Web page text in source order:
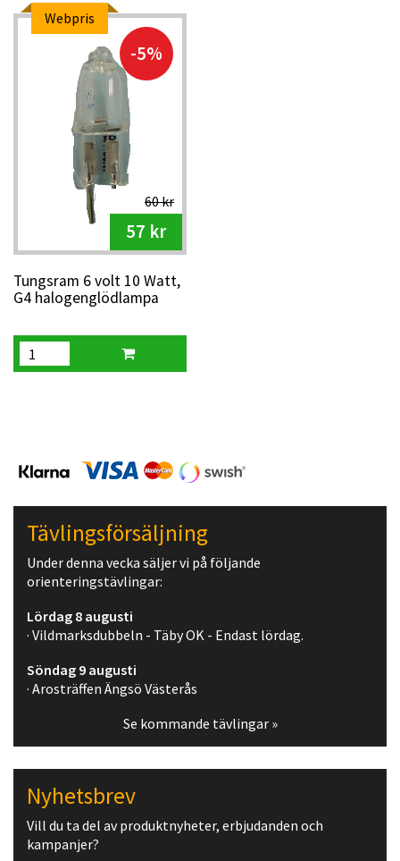
Webpris
-5%
60 kr
57 kr
Tungsram 6 volt 10 Watt,
G4 halogenglödlampa
Tävlingsförsäljning
Under denna vecka säljer vi på följande
orienteringstävlingar:
Lördag 8 augusti
· Vildmarksdubbeln - Täby OK - Endast lördag.
Söndag 9 augusti
· Arosträffen Ängsö Västerås
Se kommande tävlingar »
Nyhetsbrev
Vill du ta del av produktnyheter, erbjudanden och
kampanjer?